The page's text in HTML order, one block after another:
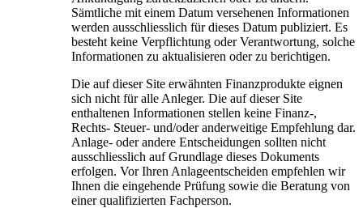
Sämtliche mit einem Datum versehenen Informationen
werden ausschliesslich für dieses Datum publiziert. Es
besteht keine Verpflichtung oder Verantwortung, solche
Informationen zu aktualisieren oder zu berichtigen.
Die auf dieser Site erwähnten Finanzprodukte eignen
sich nicht für alle Anleger. Die auf dieser Site
enthaltenen Informationen stellen keine Finanz-,
Rechts- Steuer- und/oder anderweitige Empfehlung dar.
Anlage- oder andere Entscheidungen sollten nicht
ausschliesslich auf Grundlage dieses Dokuments
erfolgen. Vor Ihren Anlageentscheiden empfehlen wir
Ihnen die eingehende Prüfung sowie die Beratung von
einer qualifizierten Fachperson.